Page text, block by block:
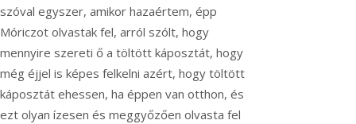
szóval egyszer, amikor hazaértem, épp
Móriczot olvastak fel, arról szólt, hogy
mennyire szereti ő a töltött káposztát, hogy
még éjjel is képes felkelni azért, hogy töltött
káposztát ehessen, ha éppen van otthon, és
ezt olyan ízesen és meggyőzően olvasta fel